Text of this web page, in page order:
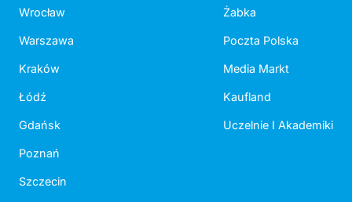
Wrocław
Warszawa
Kraków
Łódź
Gdańsk
Poznań
Szczecin
Żabka
Poczta Polska
Media Markt
Kaufland
Uczelnie I Akademiki